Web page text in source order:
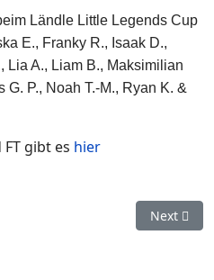
Ländle Little Legends Cup
E., Franky R., Isaak D.,
Lia A., Liam B., Maksimilian
G. P., Noah T.-M., Ryan K. &
gibt es hier
Doubleheader auf dem
Next
Next